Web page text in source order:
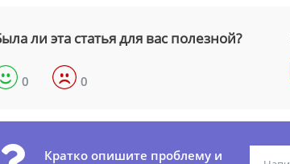
ли эта статья для вас полезной?
0 0
Кратко опишите проблему и